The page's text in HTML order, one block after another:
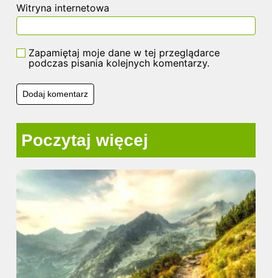
Witryna internetowa
Zapamiętaj moje dane w tej przeglądarce
podczas pisania kolejnych komentarzy.
Poczytaj więcej